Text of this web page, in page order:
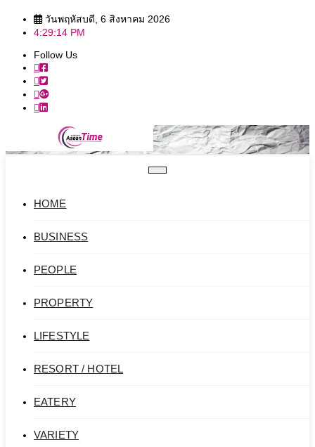
Skip
วันพฤหัสบดี, 6 สิงหาคม 2026
4:29:16 PM
Follow Us
HOME
BUSINESS
PEOPLE
PROPERTY
LIFESTYLE
RESORT / HOTEL
EATERY
VARIETY